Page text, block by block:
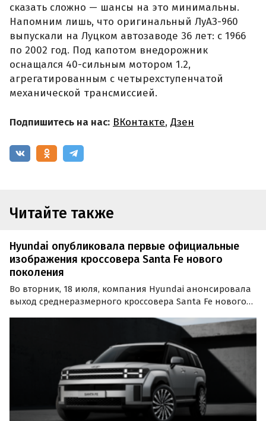
сказать сложно — шансы на это минимальны.
Напомним лишь, что оригинальный ЛуАЗ-960
выпускали на Луцком автозаводе 36 лет: с 1966
по 2002 год. Под капотом внедорожник
оснащался 40-сильным мотором 1.2,
агрегатированным с четырехступенчатой
механической трансмиссией.
Подпишитесь на нас: ВКонтакте, Дзен
Читайте также
Hyundai опубликовала первые официальные
изображения кроссовера Santa Fe нового
поколения
Во вторник, 18 июля, компания Hyundai анонсировала
выход среднеразмерного кроссовера Santa Fe нового